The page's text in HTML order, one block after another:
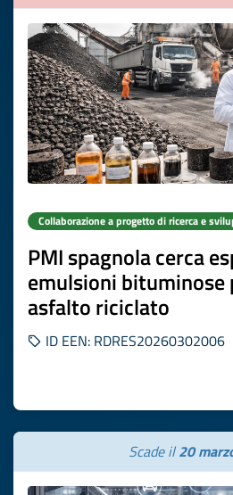
Collaborazione a progetto di ricerca e
PMI spagnola cerca
emulsioni bituminose
asfalto riciclato
ID EEN: RDRES20260302006
Scade il20